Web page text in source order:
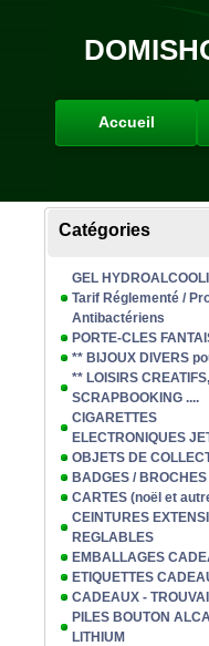
Accueil
Catégories
GEL
Tarif Réglementé /
Antibactériens
PORTE-CLES
** BIJOUX DIVERS
** LOISIRS CREATIFS,
SCRAPBOOKING ....
CIGARETTES
ELECTRONIQUES
OBJETS DE
BADGES / BROCHES
CARTES (noël et
CEINTURES
REGLABLES
EMBALLAGES
ETIQUETTES
CADEAUX -
PILES BOUTON
LITHIUM